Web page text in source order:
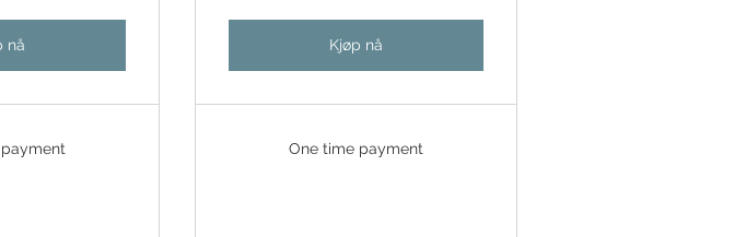
nå Kjøp nå
One time payment